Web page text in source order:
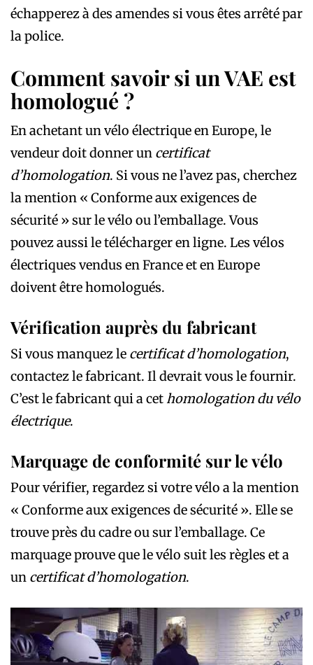
échapperez à des amendes si vous êtes arrêté par
la police.
Comment savoir si un VAE est
homologué ?
En achetant un vélo électrique en Europe, le
vendeur doit donner un certificat
d’homologation. Si vous ne l’avez pas, cherchez
la mention « Conforme aux exigences de
sécurité » sur le vélo ou l’emballage. Vous
pouvez aussi le télécharger en ligne. Les vélos
électriques vendus en France et en Europe
doivent être homologués.
Vérification auprès du fabricant
Si vous manquez le certificat d’homologation,
contactez le fabricant. Il devrait vous le fournir.
C’est le fabricant qui a cet homologation du vélo
électrique.
Marquage de conformité sur le vélo
Pour vérifier, regardez si votre vélo a la mention
« Conforme aux exigences de sécurité ». Elle se
trouve près du cadre ou sur l’emballage. Ce
marquage prouve que le vélo suit les règles et a
un certificat d’homologation.